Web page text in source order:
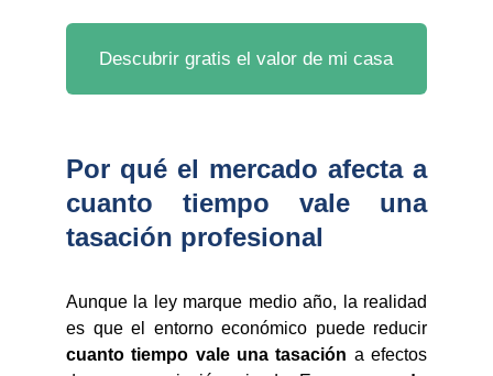
Descubrir gratis el valor de mi casa
Por qué el mercado afecta a
cuanto tiempo vale una
tasación profesional
Aunque la ley marque medio año, la realidad
es que el entorno económico puede reducir
cuanto tiempo vale una tasación a efectos